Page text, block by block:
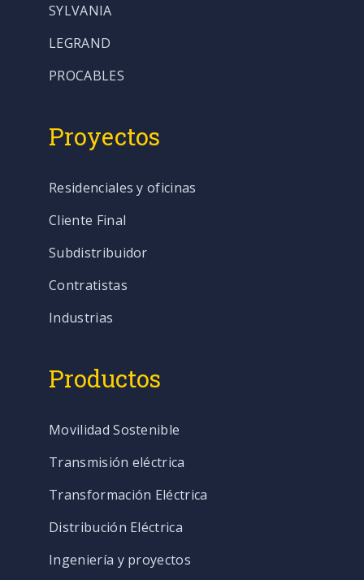
SYLVANIA
LEGRAND
PROCABLES
Proyectos
Residenciales y oficinas
Cliente Final
Subdistribuidor
Contratistas
Industrias
Productos
Movilidad Sostenible
Transmisión eléctrica
Transformación Eléctrica
Distribución Eléctrica
Ingeniería y proyectos